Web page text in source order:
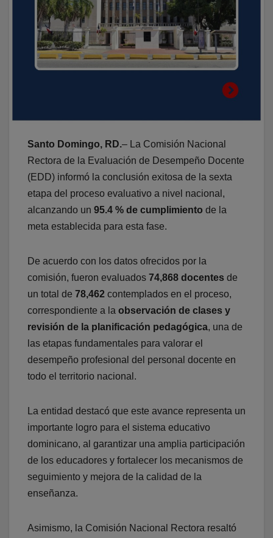
Santo Domingo, RD.– La Comisión Nacional
Rectora de la Evaluación de Desempeño Docente
(EDD) informó la conclusión exitosa de la sexta
etapa del proceso evaluativo a nivel nacional,
alcanzando un 95.4 % de cumplimiento de la
meta establecida para esta fase.
De acuerdo con los datos ofrecidos por la
comisión, fueron evaluados 74,868 docentes de
un total de 78,462 contemplados en el proceso,
correspondiente a la observación de clases y
revisión de la planificación pedagógica, una de
las etapas fundamentales para valorar el
desempeño profesional del personal docente en
todo el territorio nacional.
La entidad destacó que este avance representa un
importante logro para el sistema educativo
dominicano, al garantizar una amplia participación
de los educadores y fortalecer los mecanismos de
seguimiento y mejora de la calidad de la
enseñanza.
Asimismo, la Comisión Nacional Rectora resaltó